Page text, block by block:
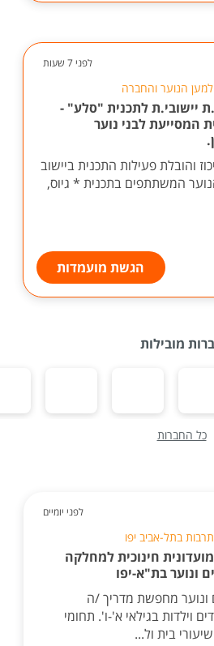
לפני 7 שעות
למען הנוער והחברה
יישובי.ת לתכנית "סלע" -
המסייעת לבני נוער
והובלת פעילות התכנית ביישוב
המשתתפים בתכנית * גיוס,
הגשת מועמדות
מובילות
כל החברות
לפני יומיים
בתל-אביב יפו
חינוכית למחלקה
ונוער בת"א-יפו
ונוער מחפשת מדריך /ה
וילדות בגילאי א'-ו'. תחומי
בית ול...